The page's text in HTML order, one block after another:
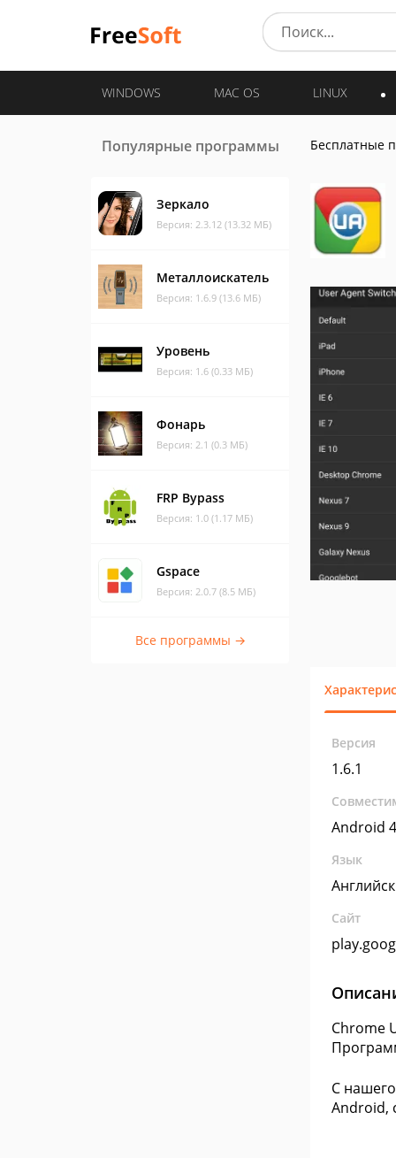
WINDOWS MAC OS LINUX
Популярные программы
Зеркало
Версия: 2.3.12 (13.32 МБ)
Металлоискатель
Версия: 1.6.9 (13.6 МБ)
Уровень
Версия: 1.6 (0.33 МБ)
Фонарь
Версия: 2.1 (0.3 МБ)
FRP Bypass
Версия: 1.0 (1.17 МБ)
Gspace
Версия: 2.0.7 (8.5 МБ)
Все программы →
Бесплатные
Версия
1.6.1
Android
Язык
Сайт
Chrome
С
Android,